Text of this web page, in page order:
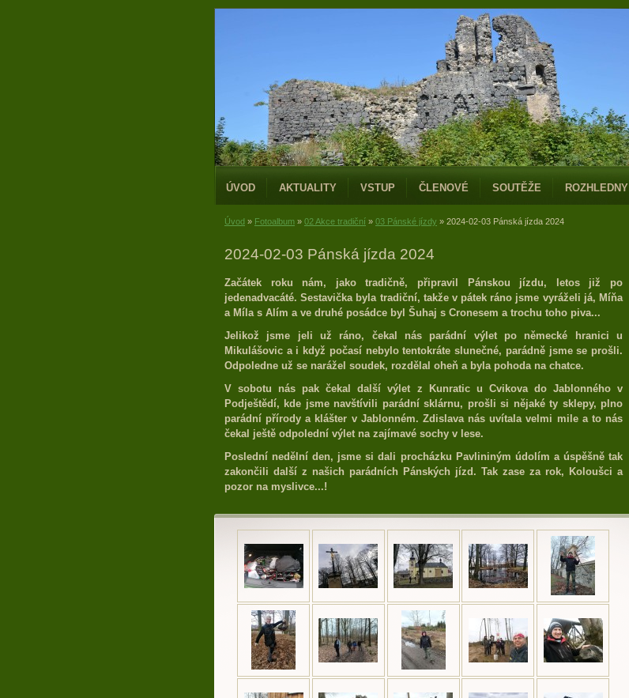
ÚVOD AKTUALITY VSTUP ČLENOVÉ SOUTĚŽE ROZHLEDNY
Úvod » Fotoalbum » 02 Akce tradiční » 03 Pánské jízdy » 2024-02-03 Pánská jízda 2024
2024-02-03 Pánská jízda 2024
Začátek roku nám, jako tradičně, připravil Pánskou jízdu, letos již po
jedenadvacáté. Sestavička byla tradiční, takže v pátek ráno jsme vyráželi já, Míňa
a Míla s Alím a ve druhé posádce byl Šuhaj s Cronesem a trochu toho piva...
Jelikož jsme jeli už ráno, čekal nás parádní výlet po německé hranici u
Mikulášovic a i když počasí nebylo tentokráte slunečné, parádně jsme se prošli.
Odpoledne už se narážel soudek, rozdělal oheň a byla pohoda na chatce.
V sobotu nás pak čekal další výlet z Kunratic u Cvikova do Jablonného v
Podještědí, kde jsme navštívili parádní sklárnu, prošli si nějaké ty sklepy, plno
parádní přírody a klášter v Jablonném. Zdislava nás uvítala velmi mile a to nás
čekal ještě odpolední výlet na zajímavé sochy v lese.
Poslední nedělní den, jsme si dali procházku Pavlininým údolím a úspěšně tak
zakončili další z našich parádních Pánských jízd. Tak zase za rok, Koloušci a
pozor na myslivce...!